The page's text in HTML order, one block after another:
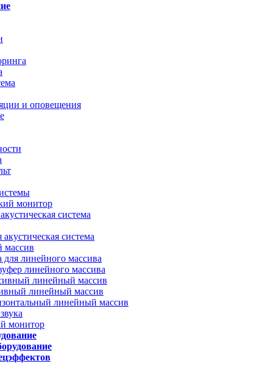
и оповещения
монитор
система
система
для линейного массива
линейного массива
линейный массив
линейный массив
линейный массив
монитор